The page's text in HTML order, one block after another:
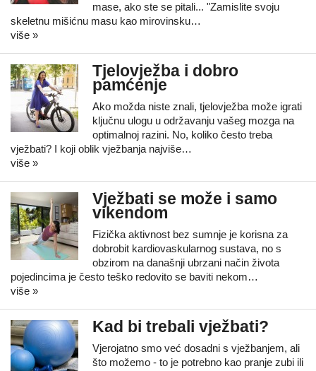
mase, ako ste se pitali... "Zamislite svoju
skeletnu mišićnu masu kao mirovinsku…
više »
Tjelovježba i dobro
pamćenje
Ako možda niste znali, tjelovježba može igrati
ključnu ulogu u održavanju vašeg mozga na
optimalnoj razini. No, koliko često treba
vježbati? I koji oblik vježbanja najviše…
više »
Vježbati se može i samo
vikendom
Fizička aktivnost bez sumnje je korisna za
dobrobit kardiovaskularnog sustava, no s
obzirom na današnji ubrzani način života
pojedincima je često teško redovito se baviti nekom…
više »
Kad bi trebali vježbati?
Vjerojatno smo već dosadni s vježbanjem, ali
što možemo - to je potrebno kao pranje zubi ili